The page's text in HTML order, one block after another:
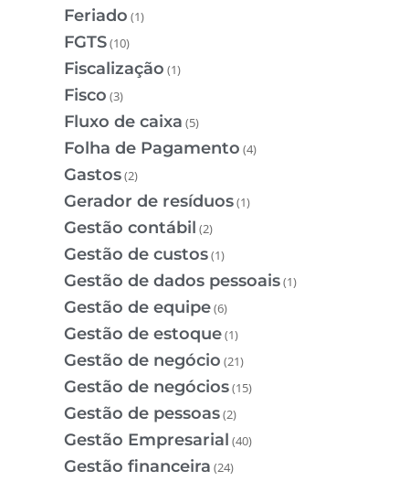
Feriado (1)
FGTS(10)
Fiscalização (1)
Fisco (3)
Fluxo de caixa (5)
Folha de Pagamento (4)
Gastos(2)
Gerador de resíduos(1)
Gestão contábil (2)
Gestão de custos(1)
Gestão de dados pessoais(1)
Gestão de equipe(6)
Gestão de estoque(1)
Gestão de negócio (21)
Gestão de negócios(15)
Gestão de pessoas(2)
Gestão Empresarial (40)
Gestão financeira (24)